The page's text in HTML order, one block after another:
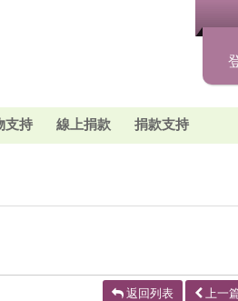
支持 線上捐款 捐款支持
返回列表 上一